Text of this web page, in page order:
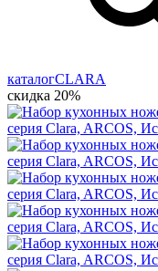
каталогCLARA
скидка 20%